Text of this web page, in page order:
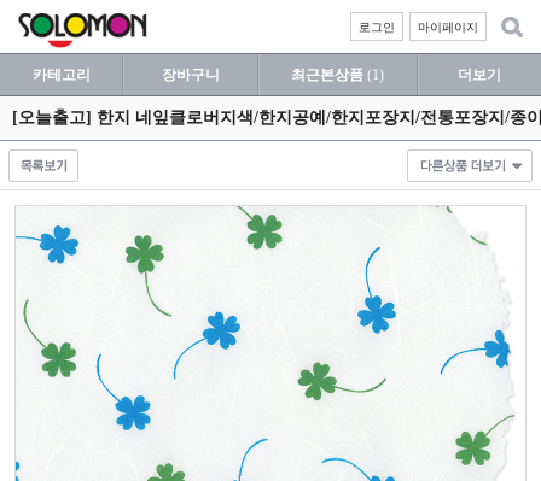
마이페이지
로그인
카테고리 장바구니 최근본상품 (1) 더보기
[오늘출고] 한지 네잎클로버지색/한지공예/한지포장지/전통포장지/종